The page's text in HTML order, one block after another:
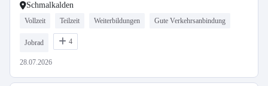
Schmalkalden
Vollzeit Teilzeit Weiterbildungen Gute Verkehrsanbindung
Jobrad 4
28.07.2026